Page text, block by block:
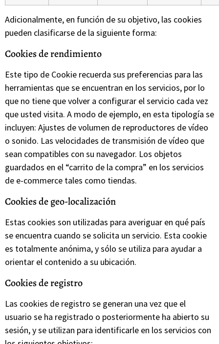
Adicionalmente, en función de su objetivo, las cookies
pueden clasificarse de la siguiente forma:
Cookies de rendimiento
Este tipo de Cookie recuerda sus preferencias para las
herramientas que se encuentran en los servicios, por lo
que no tiene que volver a configurar el servicio cada vez
que usted visita. A modo de ejemplo, en esta tipología se
incluyen: Ajustes de volumen de reproductores de vídeo
o sonido. Las velocidades de transmisión de vídeo que
sean compatibles con su navegador. Los objetos
guardados en el “carrito de la compra” en los servicios
de e-commerce tales como tiendas.
Cookies de geo-localización
Estas cookies son utilizadas para averiguar en qué país
se encuentra cuando se solicita un servicio. Esta cookie
es totalmente anónima, y sólo se utiliza para ayudar a
orientar el contenido a su ubicación.
Cookies de registro
Las cookies de registro se generan una vez que el
usuario se ha registrado o posteriormente ha abierto su
sesión, y se utilizan para identificarle en los servicios con